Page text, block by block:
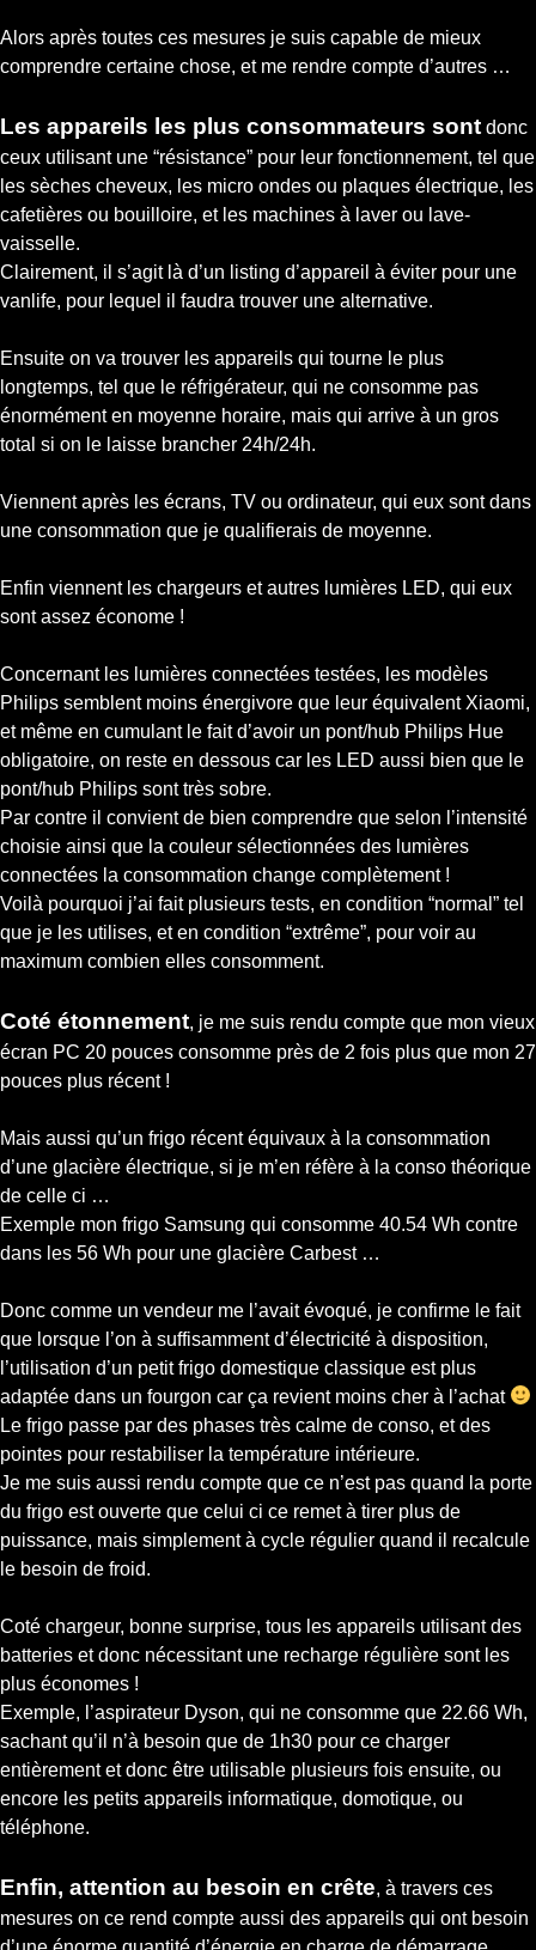
Alors après toutes ces mesures je suis capable de mieux
comprendre certaine chose, et me rendre compte d’autres …
Les appareils les plus consommateurs sont donc
ceux utilisant une “résistance” pour leur fonctionnement, tel que
les sèches cheveux, les micro ondes ou plaques électrique, les
cafetières ou bouilloire, et les machines à laver ou lave-
vaisselle.
Clairement, il s’agit là d’un listing d’appareil à éviter pour une
vanlife, pour lequel il faudra trouver une alternative.
Ensuite on va trouver les appareils qui tourne le plus
longtemps, tel que le réfrigérateur, qui ne consomme pas
énormément en moyenne horaire, mais qui arrive à un gros
total si on le laisse brancher 24h/24h.
Viennent après les écrans, TV ou ordinateur, qui eux sont dans
une consommation que je qualifierais de moyenne.
Enfin viennent les chargeurs et autres lumières LED, qui eux
sont assez économe !
Concernant les lumières connectées testées, les modèles
Philips semblent moins énergivore que leur équivalent Xiaomi,
et même en cumulant le fait d’avoir un pont/hub Philips Hue
obligatoire, on reste en dessous car les LED aussi bien que le
pont/hub Philips sont très sobre.
Par contre il convient de bien comprendre que selon l’intensité
choisie ainsi que la couleur sélectionnées des lumières
connectées la consommation change complètement !
Voilà pourquoi j’ai fait plusieurs tests, en condition “normal” tel
que je les utilises, et en condition “extrême”, pour voir au
maximum combien elles consomment.
Coté étonnement, je me suis rendu compte que mon vieux
écran PC 20 pouces consomme près de 2 fois plus que mon 27
pouces plus récent !
Mais aussi qu’un frigo récent équivaux à la consommation
d’une glacière électrique, si je m’en réfère à la conso théorique
de celle ci …
Exemple mon frigo Samsung qui consomme 40.54 Wh contre
dans les 56 Wh pour une glacière Carbest …
Donc comme un vendeur me l’avait évoqué, je confirme le fait
que lorsque l’on à suffisamment d’électricité à disposition,
l’utilisation d’un petit frigo domestique classique est plus
adaptée dans un fourgon car ça revient moins cher à l’achat
Le frigo passe par des phases très calme de conso, et des
pointes pour restabiliser la température intérieure.
Je me suis aussi rendu compte que ce n’est pas quand la porte
du frigo est ouverte que celui ci ce remet à tirer plus de
puissance, mais simplement à cycle régulier quand il recalcule
le besoin de froid.
Coté chargeur, bonne surprise, tous les appareils utilisant des
batteries et donc nécessitant une recharge régulière sont les
plus économes !
Exemple, l’aspirateur Dyson, qui ne consomme que 22.66 Wh,
sachant qu’il n’à besoin que de 1h30 pour ce charger
entièrement et donc être utilisable plusieurs fois ensuite, ou
encore les petits appareils informatique, domotique, ou
téléphone.
Enfin, attention au besoin en crête, à travers ces
mesures on ce rend compte aussi des appareils qui ont besoin